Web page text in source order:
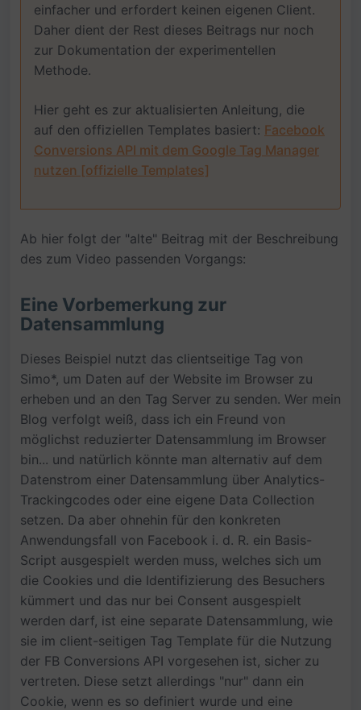
einfacher und erfordert keinen eigenen Client.
Daher dient der Rest dieses Beitrags nur noch
zur Dokumentation der experimentellen
Methode.
Hier geht es zur aktualisierten Anleitung, die
auf den offiziellen Templates basiert: Facebook
Conversions API mit dem Google Tag Manager
nutzen [offizielle Templates]
Ab hier folgt der "alte" Beitrag mit der Beschreibung
des zum Video passenden Vorgangs:
Eine Vorbemerkung zur
Datensammlung
Dieses Beispiel nutzt das clientseitige Tag von
Simo*, um Daten auf der Website im Browser zu
erheben und an den Tag Server zu senden. Wer mein
Blog verfolgt weiß, dass ich ein Freund von
möglichst reduzierter Datensammlung im Browser
bin... und natürlich könnte man alternativ auf dem
Datenstrom einer Datensammlung über Analytics-
Trackingcodes oder eine eigene Data Collection
setzen. Da aber ohnehin für den konkreten
Anwendungsfall von Facebook i. d. R. ein Basis-
Script ausgespielt werden muss, welches sich um
die Cookies und die Identifizierung des Besuchers
kümmert und das nur bei Consent ausgespielt
werden darf, ist eine separate Datensammlung, wie
sie im client-seitigen Tag Template für die Nutzung
der FB Conversions API vorgesehen ist, sicher zu
vertreten. Diese setzt allerdings "nur" dann ein
Cookie, wenn es so definiert wurde und eine